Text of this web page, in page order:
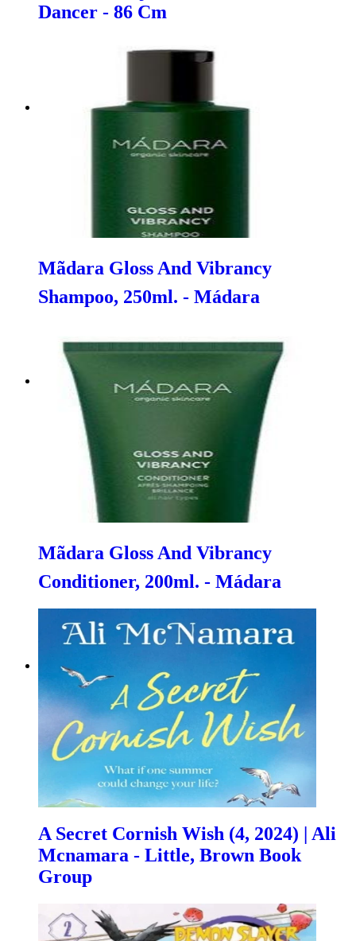
Dancer - 86 Cm
Mãdara Gloss And Vibrancy
Shampoo, 250ml. - Mádara
Mãdara Gloss And Vibrancy
Conditioner, 200ml. - Mádara
A Secret Cornish Wish (4, 2024) | Ali
Mcnamara - Little, Brown Book
Group